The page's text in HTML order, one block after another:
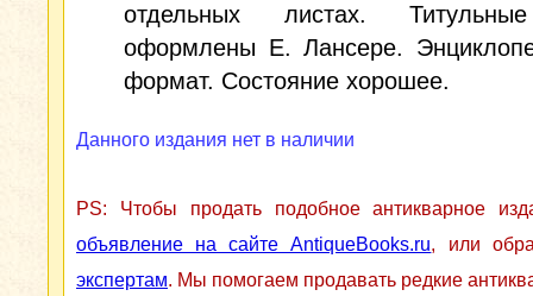
отдельных листах.
оформлены Е. Лансере.
формат. Состояние хорошее.
Данного издания нет в наличии
PS: Чтобы продать подобное антикварное
объявление на сайте AntiqueBooks.ru, или
экспертам. Мы помогаем продавать редкие